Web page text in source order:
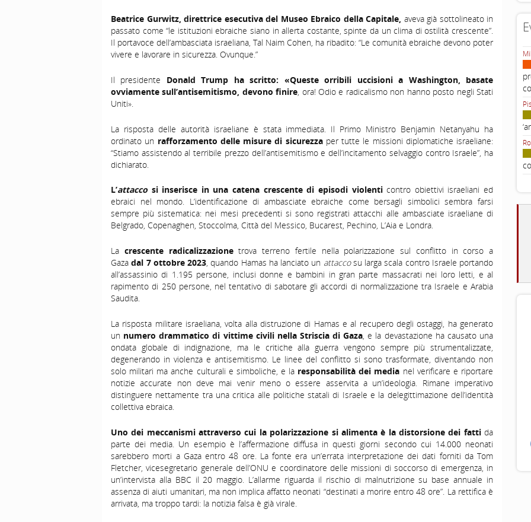
Beatrice Gurwitz, direttrice esecutiva del Museo Ebraico della Capitale, aveva già sottolineato in
passato come “le istituzioni ebraiche siano in allerta costante, spinte da un clima di ostilità crescente”.
Il portavoce dell’ambasciata israeliana, Tal Naim Cohen, ha ribadito: “Le comunità ebraiche devono poter
vivere e lavorare in sicurezza. Ovunque.”
Il presidente Donald Trump ha scritto: «Queste orribili uccisioni a Washington, basate
ovviamente sull’antisemitismo, devono finire , ora! Odio e radicalismo non hanno posto negli Stati
Uniti».
La risposta delle autorità israeliane è stata immediata. Il Primo Ministro Benjamin Netanyahu ha
ordinato un rafforzamento delle misure di sicurezzaper tutte le missioni diplomatiche israeliane:
“Stiamo assistendo al terribile prezzo dell’antisemitismo e dell’incitamento selvaggio contro Israele”, ha
dichiarato.
L’attaccosi inserisce in una catena crescente di episodi violenticontro obiettivi israeliani ed
ebraici nel mondo. L’identificazione di ambasciate ebraiche come bersagli simbolici sembra farsi
sempre più sistematica: nei mesi precedenti si sono registrati attacchi alle ambasciate israeliane di
Belgrado, Copenaghen, Stoccolma, Città del Messico, Bucarest, Pechino, L’Aia e Londra.
La crescente radicalizzazionetrova terreno fertile nella polarizzazione sul conflitto in corso a
Gazadal 7 ottobre 2023, quando Hamas ha lanciato un attaccosu larga scala contro Israele portando
all’assassinio di 1.195 persone, inclusi donne e bambini in gran parte massacrati nei loro letti, e al
rapimento di 250 persone, nel tentativo di sabotare gli accordi di normalizzazione tra Israele e Arabia
Saudita.
La risposta militare israeliana, volta alla distruzione di Hamas e al recupero degli ostaggi, ha generato
un numero drammatico di vittime civili nella Striscia di Gaza , e la devastazione ha causato una
ondata globale di indignazione, ma le critiche alla guerra vengono sempre più strumentalizzate,
degenerando in violenza e antisemitismo. Le linee del conflitto si sono trasformate, diventando non
solo militari ma anche culturali e simboliche, e la responsabilità dei media nel verificare e riportare
notizie accurate non deve mai venir meno o essere asservita a un’ideologia. Rimane imperativo
distinguere nettamente tra una critica alle politiche statali di Israele e la delegittimazione dell’identità
collettiva ebraica.
Uno dei meccanismi attraverso cui la polarizzazione si alimenta è la distorsione dei fattida
parte dei media. Un esempio è l’affermazione diffusa in questi giorni secondo cui 14.000 neonati
sarebbero morti a Gaza entro 48 ore. La fonte era un’errata interpretazione dei dati forniti da Tom
Fletcher, vicesegretario generale dell’ONU e coordinatore delle missioni di soccorso di emergenza, in
un’intervista alla BBC il 20 maggio. L’allarme riguarda il rischio di malnutrizione su base annuale in
assenza di aiuti umanitari, ma non implica affatto neonati “destinati a morire entro 48 ore”. La rettifica è
arrivata, ma troppo tardi: la notizia falsa è già virale.